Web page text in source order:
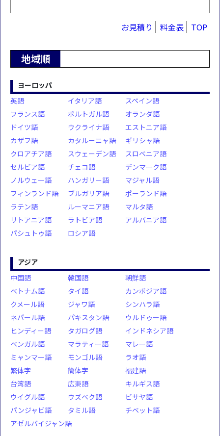
お見積り 料金表 TOP
地域順
ヨーロッパ
英語
イタリア語
スペイン語
フランス語
ポルトガル語
オランダ語
ドイツ語
ウクライナ語
エストニア語
カザフ語
カタルーニャ語
ギリシャ語
クロアチア語
スウェーデン語
スロベニア語
セルビア語
チェコ語
デンマーク語
ノルウェー語
ハンガリー語
マジャル語
フィンランド語
ブルガリア語
ポーランド語
ラテン語
ルーマニア語
マルタ語
リトアニア語
ラトビア語
アルバニア語
パシュトゥ語
ロシア語
アジア
中国語
韓国語
朝鮮語
ベトナム語
タイ語
カンボジア語
クメール語
ジャワ語
シンハラ語
ネパール語
パキスタン語
ウルドゥー語
ヒンディー語
タガログ語
インドネシア語
ベンガル語
マラティー語
マレー語
ミャンマー語
モンゴル語
ラオ語
繁体字
簡体字
福建語
台湾語
広東語
キルギス語
ウイグル語
ウズベク語
ビサヤ語
パンジャビ語
タミル語
チベット語
アゼルバイジャン語